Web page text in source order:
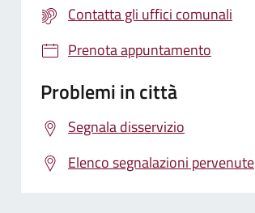
Contatta gli uffici comunali
Prenota appuntamento
Problemi in città
Segnala disservizio
Elenco segnalazioni pervenute